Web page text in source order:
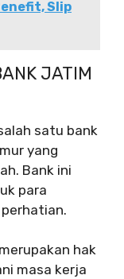
Slip
JATIM
satu bank
yang
Bank ini
para
hak
masa kerja